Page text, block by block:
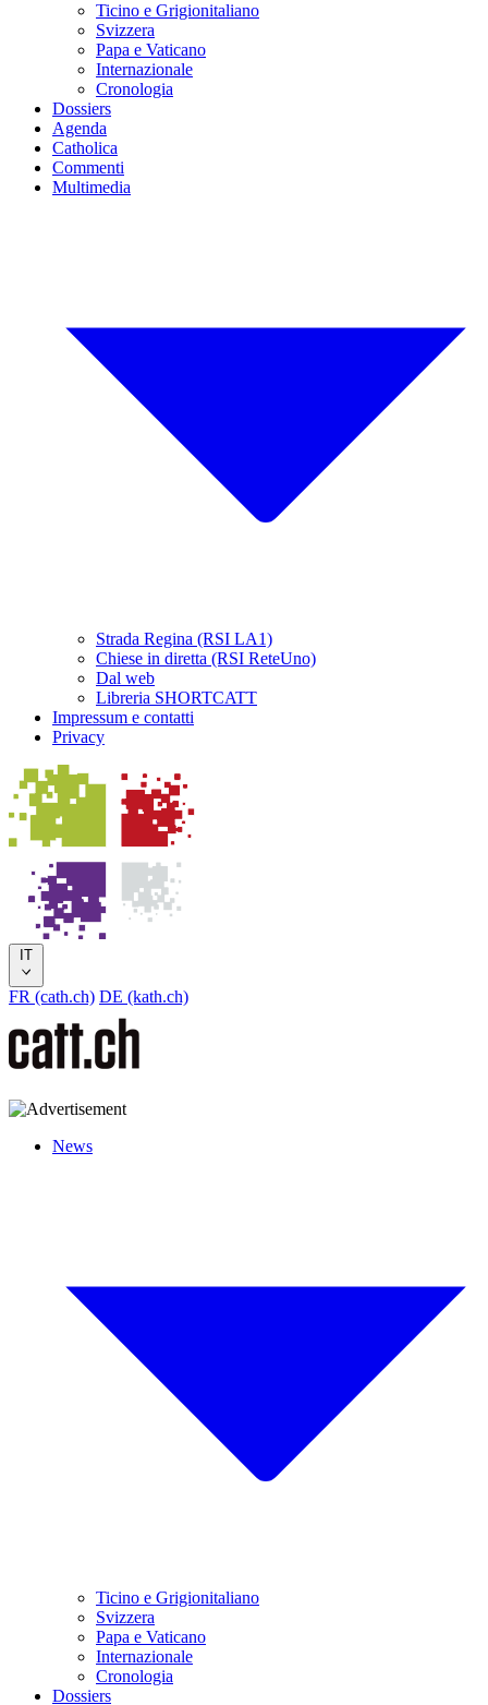
Ticino e Grigionitaliano
Svizzera
Papa e Vaticano
Internazionale
Cronologia
Dossiers
Agenda
Catholica
Commenti
Multimedia
Strada Regina (RSI LA1)
Chiese in diretta (RSI ReteUno)
Dal web
Libreria SHORTCATT
Impressum e contatti
Privacy
IT
FR (cath.ch) DE (kath.ch)
News
Ticino e Grigionitaliano
Svizzera
Papa e Vaticano
Internazionale
Cronologia
Dossiers